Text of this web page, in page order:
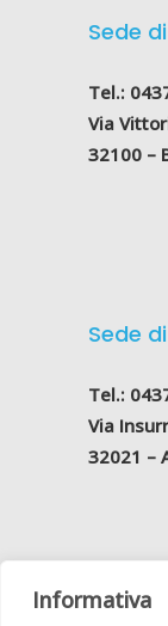
Informativa
Sede di
Tel.:
Via
32100 –
Sede
Tel.:
Via
32021 –
Belluno